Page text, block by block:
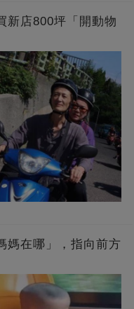
新店800坪「開動物
媽在哪」，指向前方